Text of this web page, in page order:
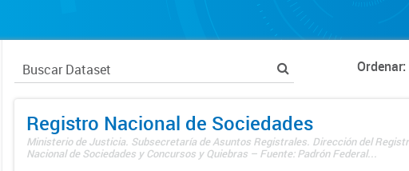
Ordenar
Registro Nacional de Sociedades
Ministerio de Justicia. Subsecretaría de Asuntos Registrales. Dirección del
Nacional de Sociedades y Concursos y Quiebras – Fuente: Padrón Federal...